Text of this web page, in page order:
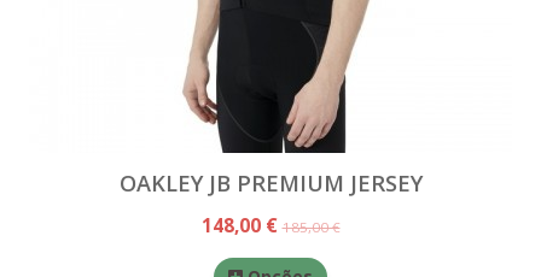
OAKLEY JB PREMIUM JERSEY
148,00 €185,00 €